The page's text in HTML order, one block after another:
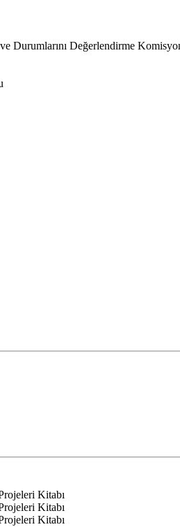
Durumlarını Değerlendirme
Kitabı
Kitabı
Kitabı